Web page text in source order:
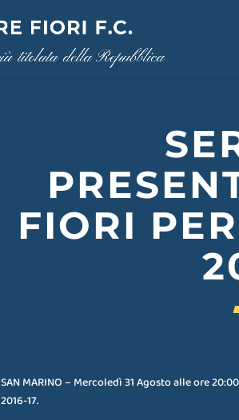
FIORI
SAN MARINO – Mercoledì 31 Agosto alle ore
2016-17.